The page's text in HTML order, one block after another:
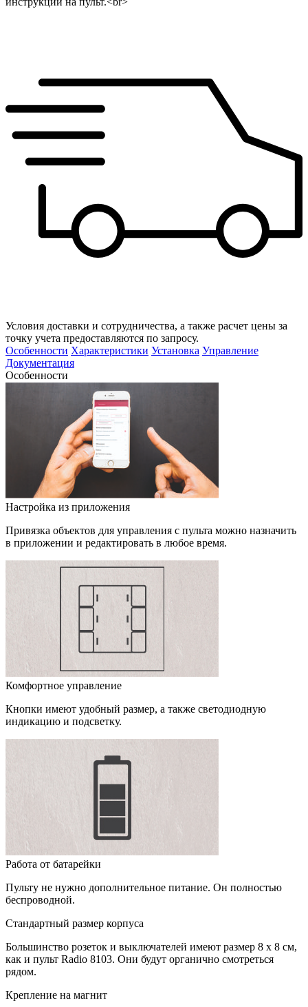
Условия доставки и сотрудничества, а также расчет цены за
точку учета предоставляются по запросу.
Особенности Характеристики Установка Управление
Документация
Особенности
Настройка из приложения
Привязка объектов для управления с пульта можно назначить
в приложении и редактировать в любое время.
Комфортное управление
Кнопки имеют удобный размер, а также светодиодную
индикацию и подсветку.
Работа от батарейки
Пульту не нужно дополнительное питание. Он полностью
беспроводной.
Стандартный размер корпуса
Большинство розеток и выключателей имеют размер 8 х 8 см,
как и пульт Radio 8103. Они будут органично смотреться
рядом.
Крепление на магнит